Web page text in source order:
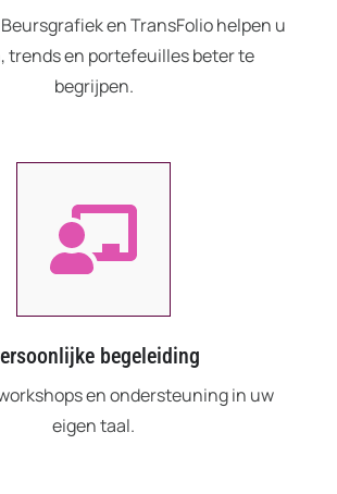
en TransFolio helpen u
trends en portefeuilles beter te
begrijpen.
begeleiding
en ondersteuning in uw
eigen taal.